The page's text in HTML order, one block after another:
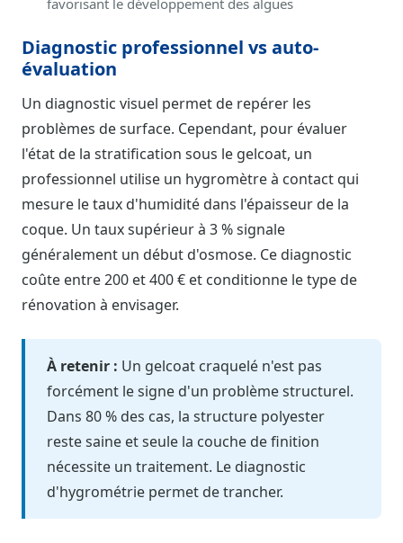
Diagnostic professionnel vs auto-
évaluation
Un diagnostic visuel permet de repérer les
problèmes de surface. Cependant, pour évaluer
l'état de la stratification sous le gelcoat, un
professionnel utilise un hygromètre à contact qui
mesure le taux d'humidité dans l'épaisseur de la
coque. Un taux supérieur à 3 % signale
généralement un début d'osmose. Ce diagnostic
coûte entre 200 et 400 € et conditionne le type de
rénovation à envisager.
À retenir : Un gelcoat craquelé n'est pas
forcément le signe d'un problème structurel.
Dans 80 % des cas, la structure polyester
reste saine et seule la couche de finition
nécessite un traitement. Le diagnostic
d'hygrométrie permet de trancher.